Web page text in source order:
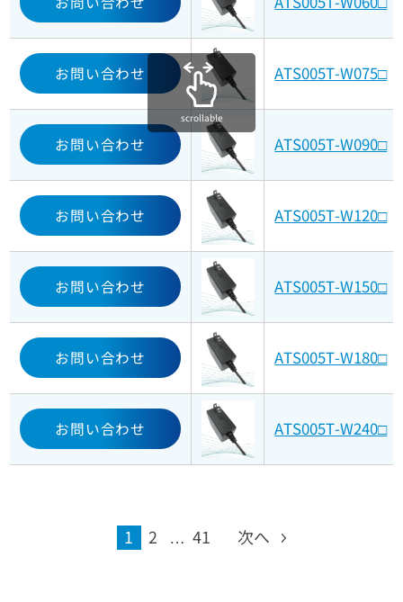
お問い合わせ ATS005T-W075□
お問い合わせ ATS005T-W090□
お問い合わせ ATS005T-W120□
お問い合わせ ATS005T-W150□
お問い合わせ ATS005T-W180□
お問い合わせ ATS005T-W240□
scrollable
1 2 … 41 次へ